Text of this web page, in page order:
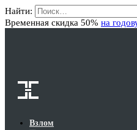
Найти:
Временная скидка 50% на
Взлом